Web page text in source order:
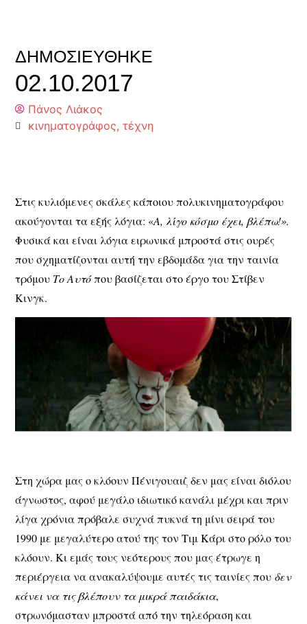
ΔΗΜΟΣΙΕΎΘΗΚΕ
02.10.2017
Πάνος Λιάκος
κινηματογράφος,τέχνη
Στις κυλιόμενες σκάλες κάποιου πολυκινηματογράφου
ακούγονται τα εξής λόγια: «Α, λίγο κόσμο έχει, βλέπω!».
Φυσικά και είναι λόγια ειρωνικά μπροστά στις ουρές
που σχηματίζονται αυτή την εβδομάδα για την ταινία
τρόμου Το Αυτόπου βασίζεται στο έργο του Στίβεν
Κινγκ.
Στη χώρα μας ο κλόουν Πένιγουαιζ δεν μας είναι διόλου
άγνωστος, αφού μεγάλο ιδιωτικό κανάλι μέχρι και πριν
λίγα χρόνια πρόβαλε συχνά πυκνά τη μίνι σειρά του
1990 με μεγαλύτερο ατού της τον Τιμ Κάρι στο ρόλο του
κλόουν. Κι εμάς τους νεότερους που μας έτρωγε η
περιέργεια να ανακαλύψουμε αυτές τις ταινίες που δεν
κάνει να τις βλέπουν τα μικρά παιδάκια,
στρωνόμασταν μπροστά από την τηλεόραση και